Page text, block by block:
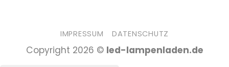
IMPRESSUM DATENSCHUTZ
Copyright 2026 © led-lampenladen.de